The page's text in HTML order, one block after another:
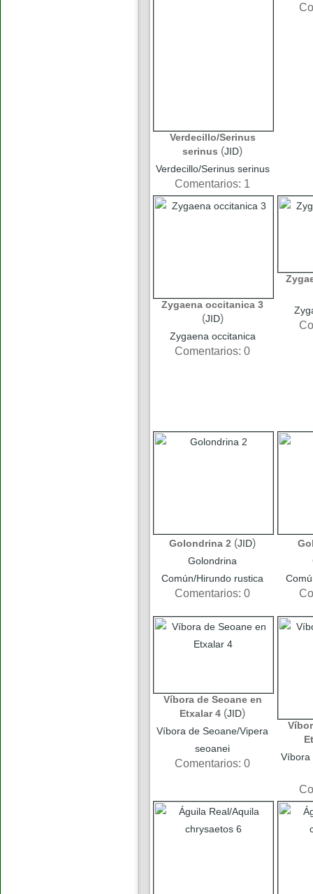
Verdecillo/Serinus
serinus (JID)
Verdecillo/Serinus serinus
Comentarios: 1
Zygaena occitanica 3
(JID)
Zygaena occitanica
Comentarios: 0
Golondrina 2 (JID)
Golondrina
Común/Hirundo rustica
Comentarios: 0
Víbora de Seoane en
Etxalar 4 (JID)
Víbora de Seoane/Vipera
seoanei
Comentarios: 0
Víbora